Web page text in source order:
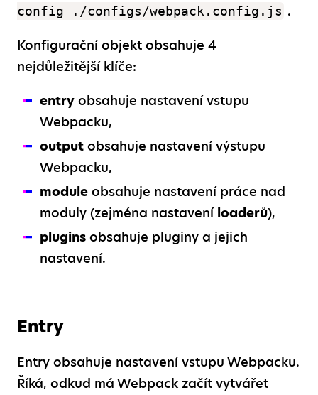
config ./configs/webpack.config.js .
Konfigurační objekt obsahuje 4
nejdůležitější klíče:
entry obsahuje nastavení vstupu
Webpacku,
output obsahuje nastavení výstupu
Webpacku,
module obsahuje nastavení práce nad
moduly (zejména nastavení loaderů),
plugins obsahuje pluginy a jejich
nastavení.
Entry
Entry obsahuje nastavení vstupu Webpacku.
Říká, odkud má Webpack začít vytvářet